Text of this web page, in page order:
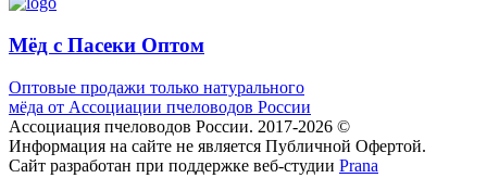
Мёд с Пасеки Оптом
Оптовые продажи только натурального
мёда от Ассоциации пчеловодов России
Ассоциация пчеловодов России. 2017-2026 ©
Информация на сайте не является Публичной Офертой.
Сайт разработан при поддержке веб-студии Prana